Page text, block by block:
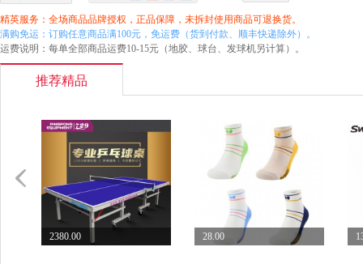
精英服务：全场商品品牌授权，正品保障，未拆封使用商品可退换货。
满购免运：订购任意商品满100元，免运费（货到付款、顺丰快递除外）。
运费说明：每单全部商品运费10-15元（地胶、球台、发球机另计算）。
推荐精品
2380.00
28.00